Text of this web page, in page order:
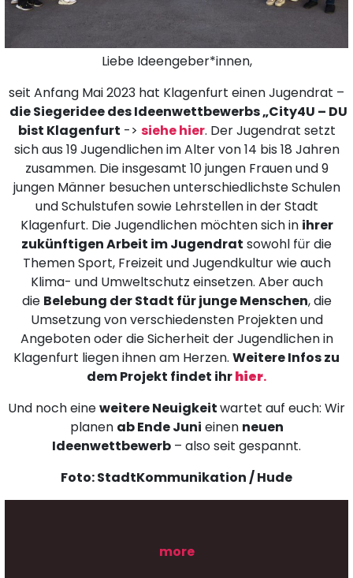
Liebe Ideengeber*innen,
seit Anfang Mai 2023 hat Klagenfurt einen Jugendrat –
die Siegeridee des Ideenwettbewerbs „City4U – DU
bist Klagenfurt -> siehe hier. Der Jugendrat setzt
sich aus 19 Jugendlichen im Alter von 14 bis 18 Jahren
zusammen. Die insgesamt 10 jungen Frauen und 9
jungen Männer besuchen unterschiedlichste Schulen
und Schulstufen sowie Lehrstellen in der Stadt
Klagenfurt. Die Jugendlichen möchten sich in ihrer
zukünftigen Arbeit im Jugendrat sowohl für die
Themen Sport, Freizeit und Jugendkultur wie auch
Klima- und Umweltschutz einsetzen. Aber auch
die Belebung der Stadt für junge Menschen, die
Umsetzung von verschiedensten Projekten und
Angeboten oder die Sicherheit der Jugendlichen in
Klagenfurt liegen ihnen am Herzen. Weitere Infos zu
dem Projekt findet ihrhier.
Und noch eineweitere Neuigkeitwartet auf euch: Wir
planen ab Ende Juni einen neuen
Ideenwettbewerb – also seit gespannt.
Foto: StadtKommunikation / Hude
more